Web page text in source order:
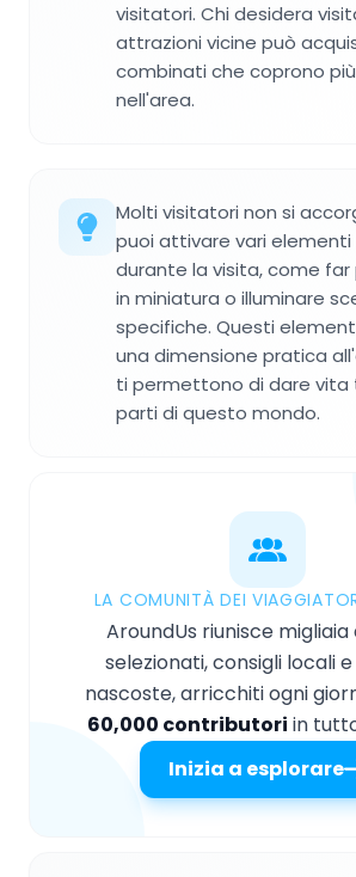
visitatori. Chi desidera
attrazioni vicine può
combinati che coprono
nell'area.
Molti visitatori non si
puoi attivare vari
durante la visita, come
in miniatura o illuminare
specifiche. Questi
una dimensione pratica
ti permettono di dare vita
parti di questo mondo.
LA COMUNITÀ DEI
AroundUs riunisce migliaia
selezionati, consigli locali
nascoste, arricchiti ogni
60,000 contributori in
Inizia a esplorare